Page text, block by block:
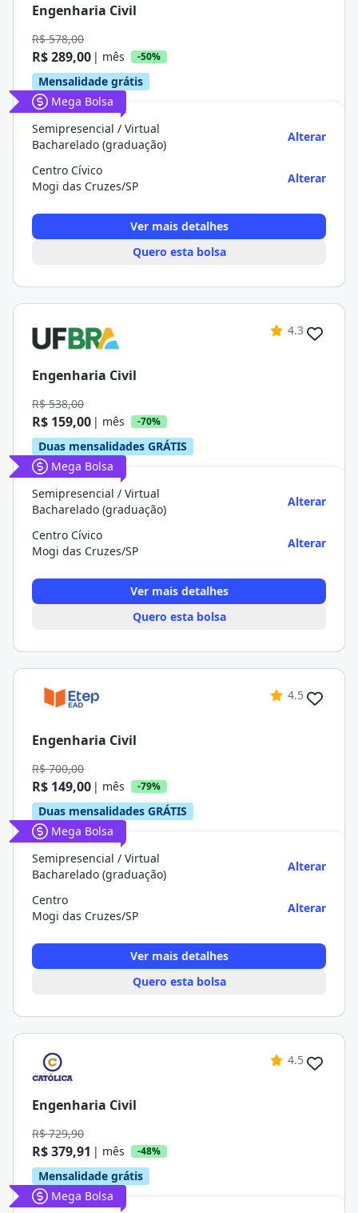
Engenharia Civil
R$ 578,00
R$ 289,00 | mês -50%
Mensalidade grátis
Mega Bolsa
Semipresencial / Virtual
Bacharelado (graduação)
Alterar
Centro Cívico
Mogi das Cruzes/SP
Alterar
Ver mais detalhes
Quero esta bolsa
4.3
Engenharia Civil
R$ 538,00
R$ 159,00 | mês -70%
Duas mensalidades GRÁTIS
Mega Bolsa
Semipresencial / Virtual
Bacharelado (graduação)
Alterar
Centro Cívico
Mogi das Cruzes/SP
Alterar
Ver mais detalhes
Quero esta bolsa
4.5
Engenharia Civil
R$ 700,00
R$ 149,00 | mês -79%
Duas mensalidades GRÁTIS
Mega Bolsa
Semipresencial / Virtual
Bacharelado (graduação)
Alterar
Centro
Mogi das Cruzes/SP
Alterar
Ver mais detalhes
Quero esta bolsa
4.5
Engenharia Civil
R$ 729,90
R$ 379,91 | mês -48%
Mensalidade grátis
Mega Bolsa